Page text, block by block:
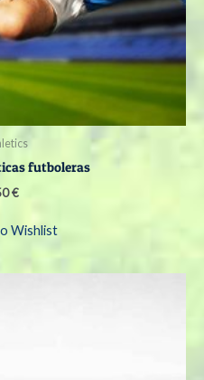
futboleras
€
Wishlist